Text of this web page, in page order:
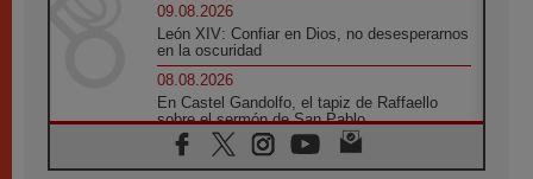
09.08.2026
León XIV: Confiar en Dios, no desesperarnos
en la oscuridad
08.08.2026
En Castel Gandolfo, el tapiz de Raffaello
sobre el sermón de San Pablo
08.08.2026
En Colombia, «la paz no se compra con una